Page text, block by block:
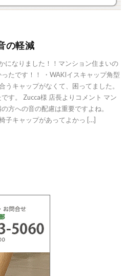
の軽減
になりました！！マンション住まいの
たです！！ ・WAKIイスキャップ角型
キャップがなくて、困ってました。
す。 Zucca様 店長よりコメント マン
方への音の配慮は重要ですよね。
子キャップがあってよかっ […]